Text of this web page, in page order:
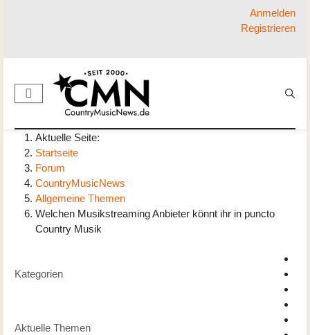
Anmelden
Registrieren
Aktuelle Seite:
Startseite
Forum
CountryMusicNews
Allgemeine Themen
Welchen Musikstreaming Anbieter könnt ihr in puncto
Country Musik
Kategorien
Aktuelle Themen